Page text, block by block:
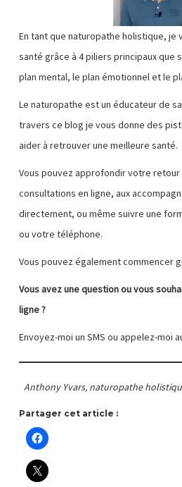
En tant que naturopathe holistique, je
santé grâce à 4 piliers principaux que
plan mental, le plan émotionnel et le
Le naturopathe est un éducateur de
travers ce blog je vous donne des
aider à retrouver une meilleure santé.
Vous pouvez approfondir votre retour
consultations en ligne, aux
directement, ou même suivre une
ou votre téléphone.
Vous pouvez également commencer
Vous avez une question ou vous
ligne ?
Envoyez-moi un SMS ou appelez-moi
Anthony Yvars, naturopathe
Partager cet article :